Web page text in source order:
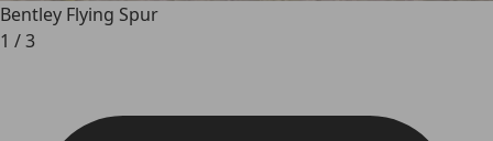
Bentley Flying Spur
1 /3